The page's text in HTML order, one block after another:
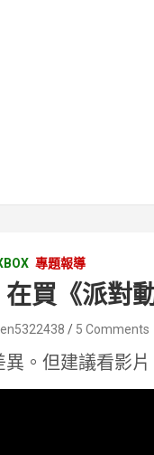
專題報導
買《派對
5 Comments
。但建議看影片